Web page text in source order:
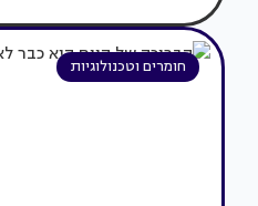
חומרים וטכנולוגיות